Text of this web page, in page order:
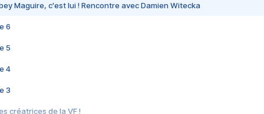
Maguire, c'est lui ! Rencontre avec Damien Witecka
6
5
4
3
créatrices de la VF !